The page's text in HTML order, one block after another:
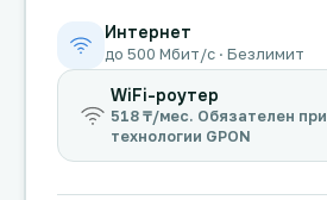
Интернет
до 500 Мбит/с · Безлимит
WiFi-роутер
518 ₸/мес. Обязателен при
технологии GPON